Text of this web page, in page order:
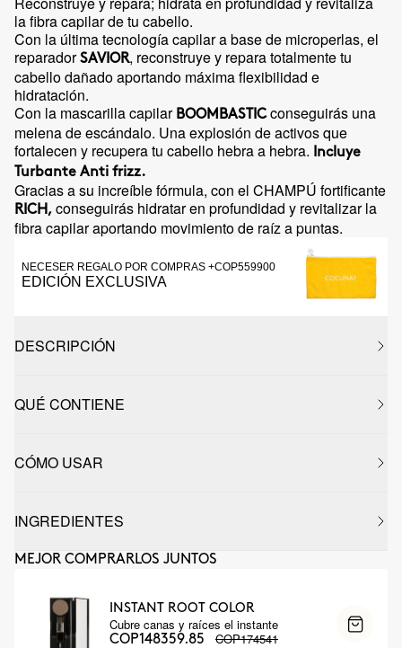
la fibra capilar de tu cabello.
Con la última tecnología capilar a base de microperlas, el
reparador SAVIOR, reconstruye y repara totalmente tu
cabello dañado aportando máxima flexibilidad e
hidratación.
Con la mascarilla capilar BOOMBASTICconseguirás una
melena de escándalo. Una explosión de activos que
fortalecen y recupera tu cabello hebra a hebra.
Incluye
Turbante Anti frizz.
Gracias a su increíble fórmula, con el CHAMPÚ fortificante
RICH, conseguirás hidratar en profundidad y revitalizar la
fibra capilar aportando movimiento de raíz a puntas.
NECESER REGALO POR COMPRAS +COP559900
EDICIÓN EXCLUSIVA
DESCRIPCIÓN
QUÉ CONTIENE
CÓMO USAR
INGREDIENTES
MEJOR COMPRARLOS JUNTOS
INSTANT ROOT COLOR
Cubre canas y raíces el instante
COP148359.85 COP174541